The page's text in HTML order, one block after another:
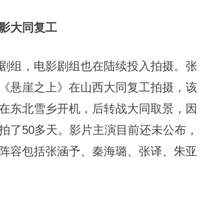
大同复工
，电影剧组也在陆续投入拍摄。张
悬崖之上》在山西大同复工拍摄，该
东北雪乡开机，后转战大同取景，因
了50多天。影片主演目前还未公布，
容包括张涵予、秦海璐、张译、朱亚